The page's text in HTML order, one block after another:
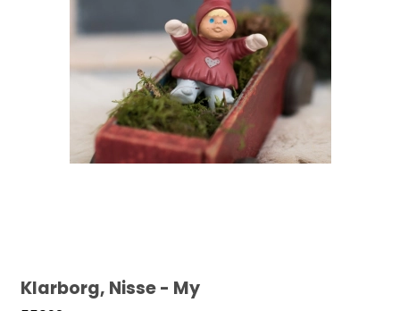
Klarborg, Nisse - My